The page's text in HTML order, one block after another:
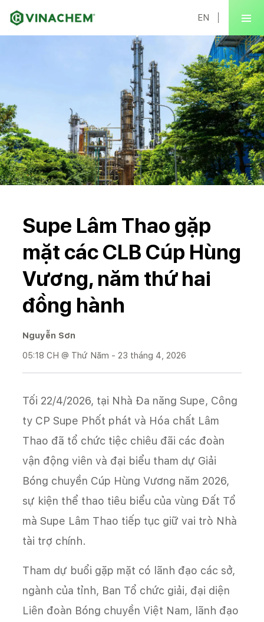
EN
Supe Lâm Thao gặp
mặt các CLB Cúp Hùng
Vương, năm thứ hai
đồng hành
Nguyễn Sơn
05:18 CH @ Thứ Năm - 23 tháng 4, 2026
Tối 22/4/2026, tại Nhà Đa năng Supe, Công
ty CP Supe Phốt phát và Hóa chất Lâm
Thao đã tổ chức tiệc chiêu đãi các đoàn
vận động viên và đại biểu tham dự Giải
Bóng chuyền Cúp Hùng Vương năm 2026,
sự kiện thể thao tiêu biểu của vùng Đất Tổ
mà Supe Lâm Thao tiếp tục giữ vai trò Nhà
tài trợ chính.
Tham dự buổi gặp mặt có lãnh đạo các sở,
ngành của tỉnh, Ban Tổ chức giải, đại diện
Liên đoàn Bóng chuyền Việt Nam, lãnh đạo